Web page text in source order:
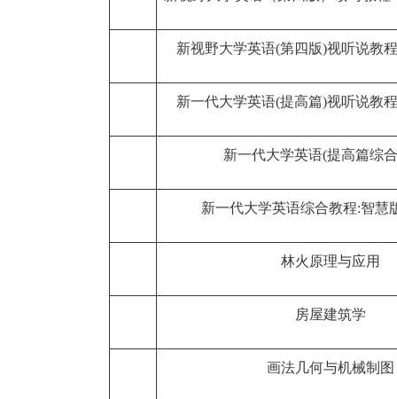
新视野大学英语(第四版)视听说教
新一代大学英语(提高篇)视听说教
新一代大学英语(提高篇综
新一代大学英语综合教程:智慧
林火原理与应用
房屋建筑学
画法几何与机械制图